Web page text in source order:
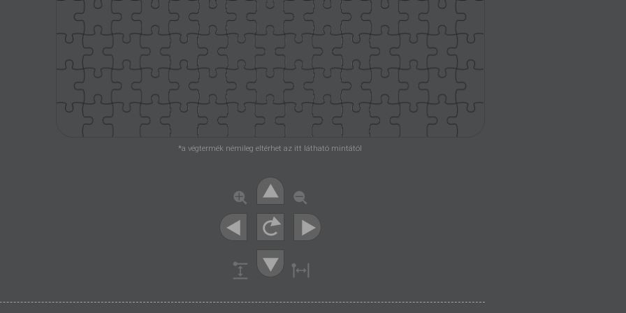
*a végtermék némileg eltérhet az itt látható mintától